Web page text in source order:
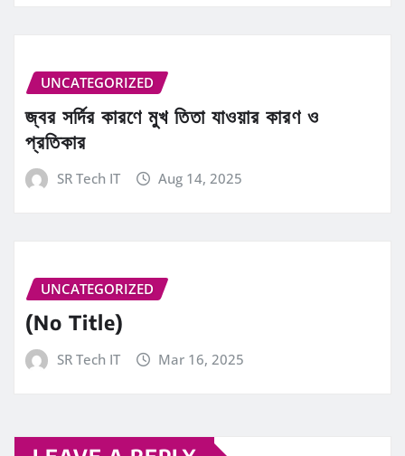
UNCATEGORIZED
জ্বর সর্দির কারণে মুখ তিতা যাওয়ার কারণ ও
প্রতিকার
SR Tech IT Aug 14, 2025
UNCATEGORIZED
(No Title)
SR Tech IT Mar 16, 2025